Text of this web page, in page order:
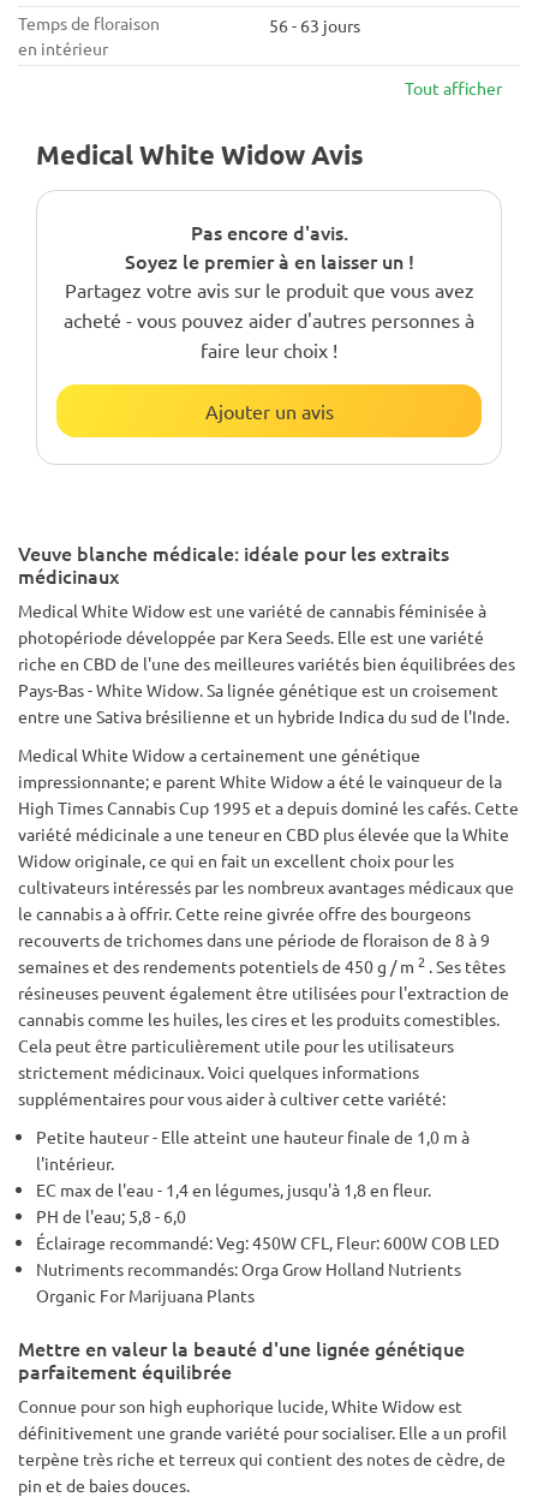
Temps de floraison
en intérieur
56 - 63 jours
Tout afficher
Medical White Widow Avis
Pas encore d'avis.
Soyez le premier à en laisser un !
Partagez votre avis sur le produit que vous avez
acheté - vous pouvez aider d'autres personnes à
faire leur choix !
Ajouter un avis
Veuve blanche médicale: idéale pour les extraits
médicinaux
Medical White Widow est une variété de cannabis féminisée à
photopériode développée par Kera Seeds. Elle est une variété
riche en CBD de l'une des meilleures variétés bien équilibrées des
Pays-Bas - White Widow. Sa lignée génétique est un croisement
entre une Sativa brésilienne et un hybride Indica du sud de l'Inde.
Medical White Widow a certainement une génétique
impressionnante; e parent White Widow a été le vainqueur de la
High Times Cannabis Cup 1995 et a depuis dominé les cafés. Cette
variété médicinale a une teneur en CBD plus élevée que la White
Widow originale, ce qui en fait un excellent choix pour les
cultivateurs intéressés par les nombreux avantages médicaux que
le cannabis a à offrir. Cette reine givrée offre des bourgeons
recouverts de trichomes dans une période de floraison de 8 à 9
semaines et des rendements potentiels de 450 g / m 2 . Ses têtes
résineuses peuvent également être utilisées pour l'extraction de
cannabis comme les huiles, les cires et les produits comestibles.
Cela peut être particulièrement utile pour les utilisateurs
strictement médicinaux. Voici quelques informations
supplémentaires pour vous aider à cultiver cette variété:
Petite hauteur - Elle atteint une hauteur finale de 1,0 m à
l'intérieur.
EC max de l'eau - 1,4 en légumes, jusqu'à 1,8 en fleur.
PH de l'eau; 5,8 - 6,0
Éclairage recommandé: Veg: 450W CFL, Fleur: 600W COB LED
Nutriments recommandés: Orga Grow Holland Nutrients
Organic For Marijuana Plants
Mettre en valeur la beauté d'une lignée génétique
parfaitement équilibrée
Connue pour son high euphorique lucide, White Widow est
définitivement une grande variété pour socialiser. Elle a un profil
terpène très riche et terreux qui contient des notes de cèdre, de
pin et de baies douces.